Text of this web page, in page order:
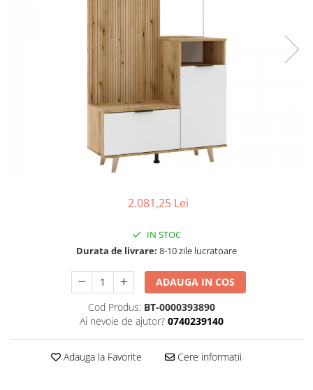
Set mobilier Living
Seturi masa +scaune dining
Seturi dormitoare complete
Suporturi saltea/Somiere/Gratii
2.081,25 Lei
IN STOC
Durata de livrare: 8-10 zile lucratoare
ADAUGA IN COS
Cod Produs: BT-0000393890
Ai nevoie de ajutor? 0740239140
Adauga la Favorite Cere informatii